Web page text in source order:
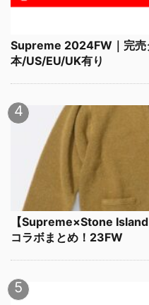
Supreme 2024FW｜完売
本/US/EU/UK有り
【Supreme×Stone
コラボまとめ！23FW